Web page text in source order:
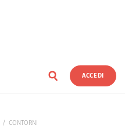
ACCEDI
CONTORNI